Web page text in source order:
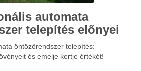
automata
telepítés előnyei
öntözőrendszer telepítés:
és emelje kertje értékét!